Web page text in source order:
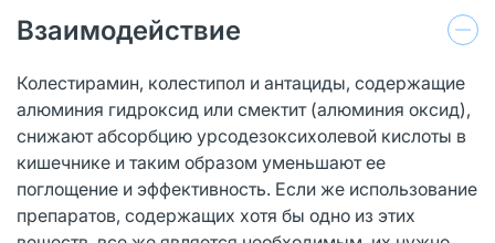
Взаимодействие
Колестирамин, колестипол и антациды, содержащие
алюминия гидроксид или смектит (алюминия оксид),
снижают абсорбцию урсодезоксихолевой кислоты в
кишечнике и таким образом уменьшают ее
поглощение и эффективность. Если же использование
препаратов, содержащих хотя бы одно из этих